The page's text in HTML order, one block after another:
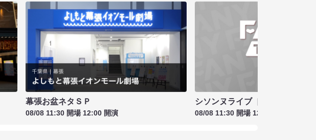
幕張お盆ネタＳＰ
08/08 11:30 開場 12:00 開演
シソンヌライブ［quinze］
08/08 11:30 開場 12:00 開演